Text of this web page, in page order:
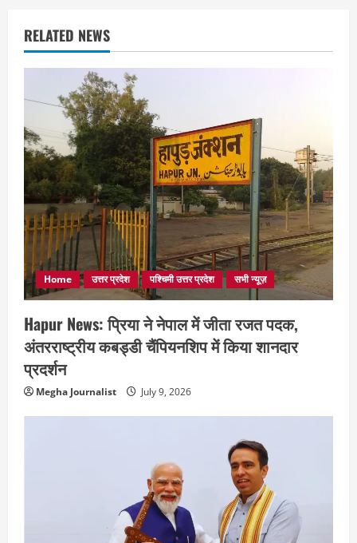
RELATED NEWS
Home उत्तर प्रदेश पश्चिमी उत्तर प्रदेश सभी न्यूज़
Hapur News: प्रिया ने नेपाल में जीता रजत पदक,
अंतरराष्ट्रीय कबड्डी चैंपियनशिप में किया शानदार
प्रदर्शन
Megha Journalist July 9, 2026